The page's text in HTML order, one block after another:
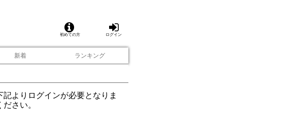
初めての方 ログイン
新着 ランキング
よりログインが必要となりま
さい。